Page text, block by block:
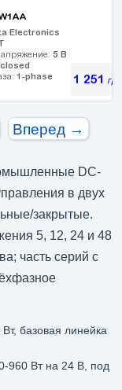
Electronics
5 В
1-phase 1 251 грн
Вперед →
DC-
в двух
закрытые.
5, 12, 24 и 48
часть серий с
базовая линейка
960 Вт на 24 В, под